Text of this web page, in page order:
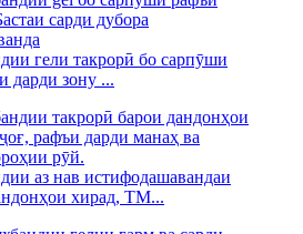
гели такрорӣ бо сарпӯши
дарди зону ...
аз нав истифодашавандаи
хирад, TM...